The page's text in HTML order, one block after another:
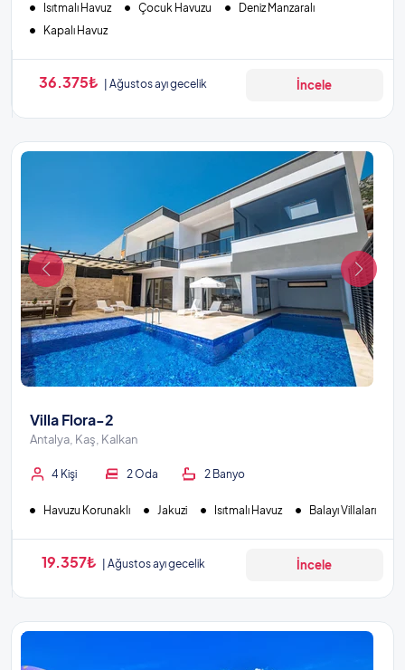
Isıtmalı Havuz Çocuk Havuzu
Deniz Manzaralı
Kapalı Havuz
36.375₺ Ağustos ayı gecelik İncele
Villa Flora-2
Antalya, Kaş, Kalkan
4 Kişi 2 Oda 2 Banyo
Havuzu Korunaklı Jakuzi Isıtmalı Havuz Balayı Villaları
19.357₺ Ağustos ayı gecelik İncele